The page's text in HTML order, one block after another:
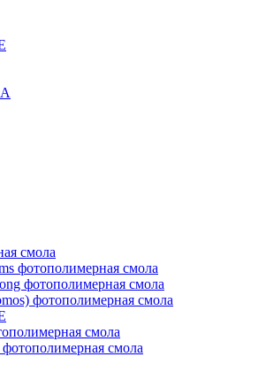
смола
фотополимерная смола
фотополимерная смола
фотополимерная смола
смола
смола